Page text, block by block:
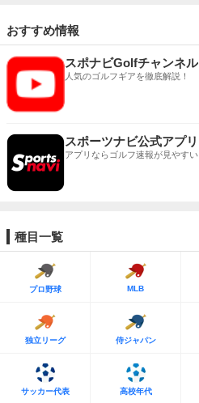
おすすめ情報
スポナビGolfチャンネル
人気のゴルフギアを徹底解説！
スポーツナビ公式アプリ
アプリならゴルフ速報が見やすい
種目一覧
プロ野球 MLB
独立リーグ 侍ジャパン
サッカー代表 高校年代